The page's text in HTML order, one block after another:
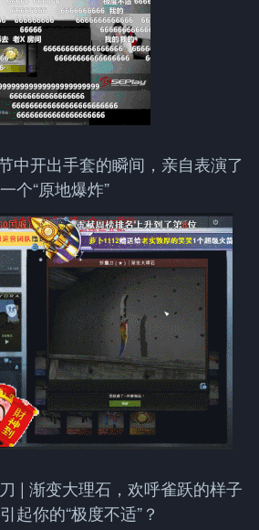
中开出手套的瞬间，亲自表演了
一个“原地爆炸”
| 渐变大理石，欢呼雀跃的样子
起你的“极度不适”？